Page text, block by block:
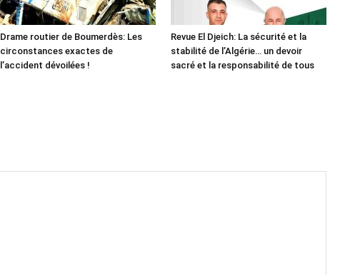
Drame routier de Boumerdès: Les
circonstances exactes de
l’accident dévoilées !
Revue El Djeich: La sécurité et la
stabilité de l’Algérie… un devoir
sacré et la responsabilité de tous